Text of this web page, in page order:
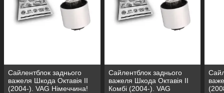
Сайлентблок заднього
важеля Шкода Октавія II
(2004-). VAG Німеччина!
Сайлентблок заднього
важеля Шкода Октавія II
Комбі (2004-). VAG